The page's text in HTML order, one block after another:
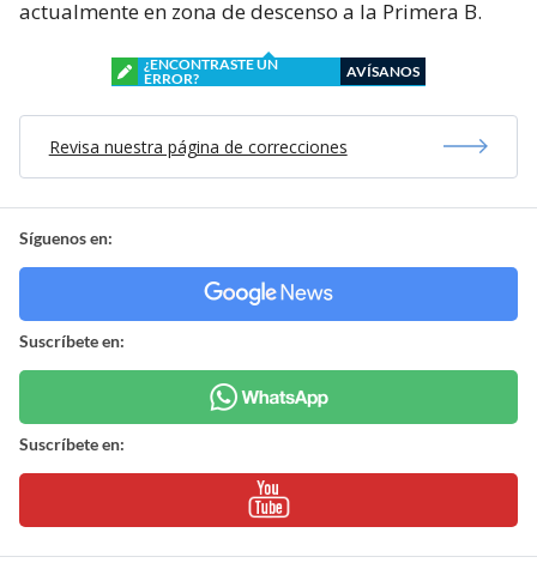
actualmente en zona de descenso a la Primera B.
¿ENCONTRASTE UN
ERROR?
AVÍSANOS
Revisa nuestra página de correcciones
Síguenos en:
Suscríbete en:
Suscríbete en: